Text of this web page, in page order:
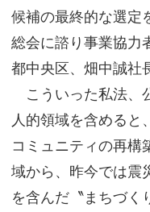
候補の最終的な選定
総会に諮り事業協力
都中央区、畑中誠社
こういった私法、
人的領域を含めると
コミュニティの再構
域から、昨今では震
を含んだ〝まちづく